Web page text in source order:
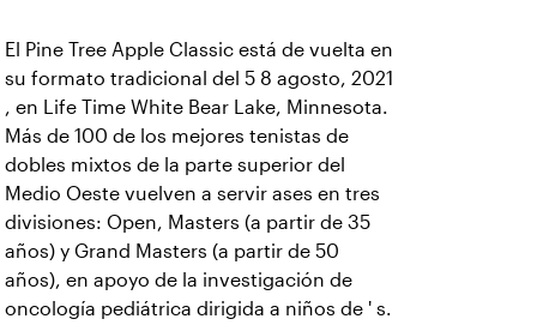
El Pine Tree Apple Classic está de vuelta en
su formato tradicional del 5 8 agosto, 2021
, en Life Time White Bear Lake, Minnesota.
Más de 100 de los mejores tenistas de
dobles mixtos de la parte superior del
Medio Oeste vuelven a servir ases en tres
divisiones: Open, Masters (a partir de 35
años) y Grand Masters (a partir de 50
años), en apoyo de la investigación de
oncología pediátrica dirigida a niños de ' s.